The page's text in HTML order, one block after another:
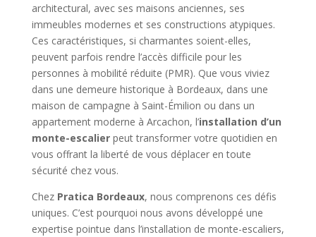
architectural, avec ses maisons anciennes, ses
immeubles modernes et ses constructions atypiques.
Ces caractéristiques, si charmantes soient-elles,
peuvent parfois rendre l’accès difficile pour les
personnes à mobilité réduite (PMR). Que vous viviez
dans une demeure historique à Bordeaux, dans une
maison de campagne à Saint-Émilion ou dans un
appartement moderne à Arcachon, l’installation d’un
monte-escalierpeut transformer votre quotidien en
vous offrant la liberté de vous déplacer en toute
sécurité chez vous.
Chez Pratica Bordeaux, nous comprenons ces défis
uniques. C’est pourquoi nous avons développé une
expertise pointue dans l’installation de monte-escaliers,